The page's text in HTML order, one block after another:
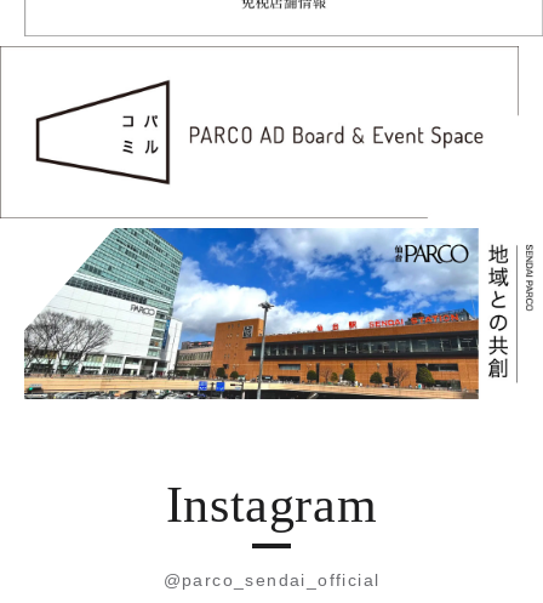
Instagram
@parco_sendai_official